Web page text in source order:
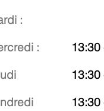
:
:
13:30
13:30
13:30